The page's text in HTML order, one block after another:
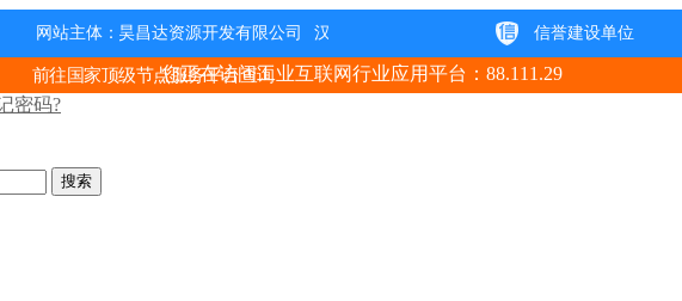
您正在访问工业互联网行业应用平台：88.111.29
前往国家顶级节点服务平台查询
密码?